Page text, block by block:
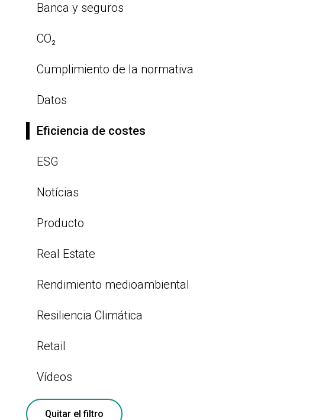
Banca y seguros
CO₂
Cumplimiento de la normativa
Datos
Eficiencia de costes
ESG
Notícias
Producto
Real Estate
Rendimiento medioambiental
Resiliencia Climática
Retail
Vídeos
Quitar el filtro